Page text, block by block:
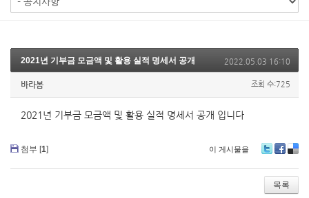
2021년 기부금 모금액 및 활용 실적 명세서 공개 2022.05.03 16:10
바라봄 조회 수:725
2021년 기부금 모금액 및 활용 실적 명세서 공개 입니다
첨부 [1] 이 게시물을
wi ce
bo
ok
lici
ou
s
목록